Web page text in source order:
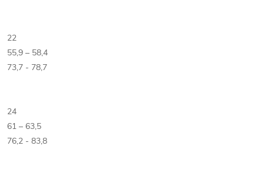
22
55,9 – 58,4
73,7 - 78,7
24
61 – 63,5
76,2 - 83,8